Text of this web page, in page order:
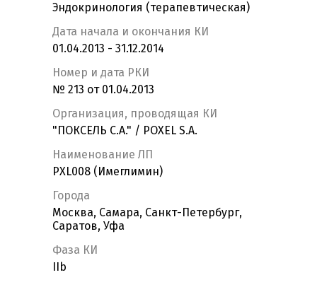
Эндокринология (терапевтическая)
Дата начала и окончания КИ
01.04.2013 - 31.12.2014
Номер и дата РКИ
№ 213 от 01.04.2013
Организация, проводящая КИ
"ПОКСЕЛЬ С.А." / POXEL S.A.
Наименование ЛП
PXL008 (Имеглимин)
Города
Москва, Самара, Санкт-Петербург,
Саратов, Уфа
Фаза КИ
IIb